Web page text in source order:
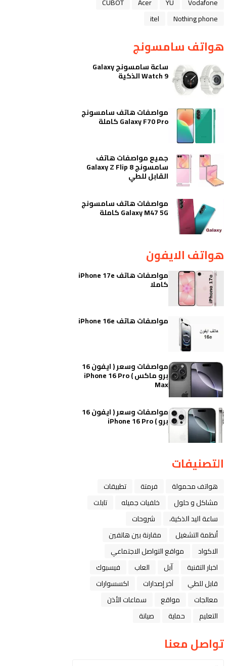
Nothing phone
itel
هواتف سامسونج
ساعة سامسونج Galaxy
Watch 9 الذكية
مواصفات هاتف سامسونج
Galaxy F70 Pro كاملة
جميع مواصفات هاتف
سامسونج Galaxy Z Flip 8
القابل للطي
مواصفات هاتف سامسونج
Galaxy M47 5G كاملة
هواتف الايفون
مواصفات هاتف iPhone 17e
كاملا
مواصفات هاتف iPhone 16e
مواصفات وسعر ( ايفون 16
برو ماكس ) iPhone 16 Pro
Max
مواصفات وسعر ( ايفون 16
برو ) iPhone 16 Pro
التصنيفات
هواتف محمولة فرمتة
تطبيقات
مشاكل و حلول
خلفيات جميله
تابلت
ﺳﺎﻋﺔ ﺍﻟﻴﺪ ﺍﻟﺬﻛﻴﺔ،
شروحات
أنظمة التشغيل
مقارنة بين هاتفين
الاكواد
مواقع التواصل الاجتماعي
اخبار التقنية
ﺁﺑﻞ العاب
فيسبوك
قابل للطي
آخر إصدارات
اكسسوارات
معالجات
مواقع
سماعات الأذن
التعليم
حماية صيانة
تواصل معنا